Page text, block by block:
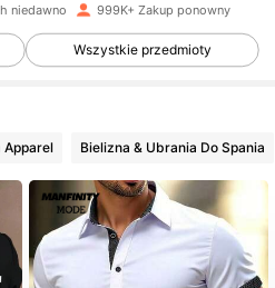
niedawno 999K+ Zakup ponowny
Wszystkie przedmioty
Apparel Bielizna & Ubrania Do Spania